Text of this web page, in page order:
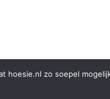
hoesie.nl zo soepel